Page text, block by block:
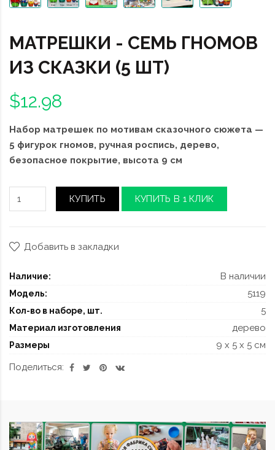
МАТРЕШКИ - СЕМЬ ГНОМОВ
ИЗ СКАЗКИ (5 ШТ)
$12.98
Набор матрешек по мотивам сказочного сюжета —
5 фигурок гномов, ручная роспись, дерево,
безопасное покрытие, высота 9 см
КУПИТЬ КУПИТЬ В 1 КЛИК
Добавить в закладки
Наличие: В наличии
Модель: 5119
Кол-во в наборе, шт. 5
Материал изготовления дерево
Размеры
9 x 5 x 5 см
Поделиться: